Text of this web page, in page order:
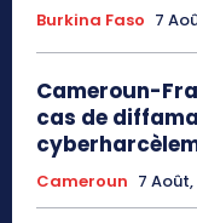
Burkina Faso 7
Cameroun-
cas de
Cameroun 7